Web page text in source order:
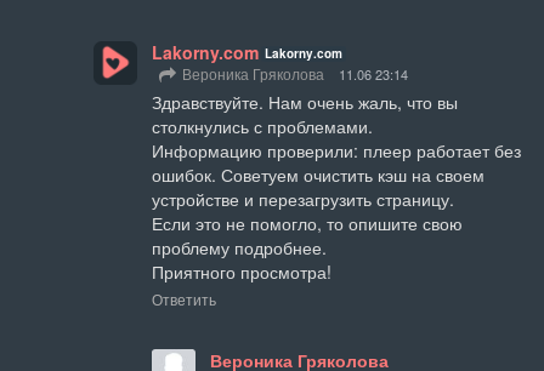
Lakorny.com Lakorny.com
Вероника Гряколова 11.06 23:14
Здравствуйте. Нам очень жаль, что вы
столкнулись с проблемами.
Информацию проверили: плеер работает без
ошибок. Советуем очистить кэш на своем
устройстве и перезагрузить страницу.
Если это не помогло, то опишите свою
проблему подробнее.
Приятного просмотра!
Ответить
Вероника Гряколова